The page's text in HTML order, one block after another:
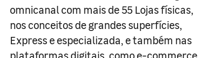
omnicanal com mais de 55 Lojas físicas,
nos conceitos de grandes superfícies,
Express e especializada, e também nas
plataformas digitais, como e-commerce,